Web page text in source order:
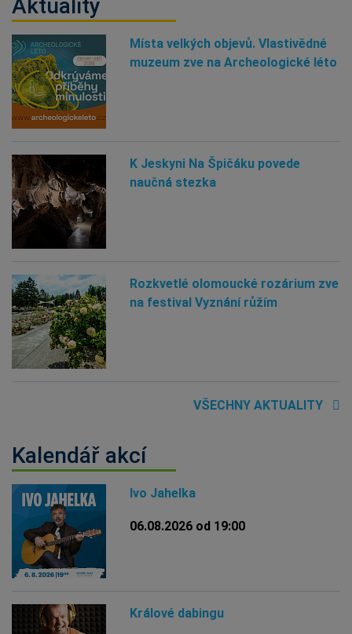
Aktuality
Místa velkých objevů. Vlastivědné
muzeum zve na Archeologické léto
K Jeskyni Na Špičáku povede
naučná stezka
Rozkvetlé olomoucké rozárium zve
na festival Vyznání růžím
VŠECHNY AKTUALITY
Kalendář akcí
Ivo Jahelka
06.08.2026 od 19:00
Králové dabingu